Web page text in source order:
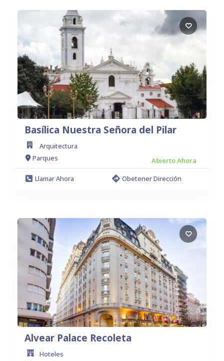
Basílica Nuestra Señora del Pilar
Arquitectura
Parques
Abierto Ahora
Llamar Ahora
Obetener Dirección
Alvear Palace Recoleta
Hoteles